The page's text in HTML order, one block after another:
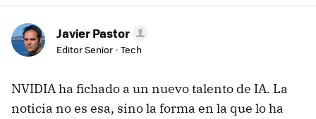
Javier Pastor
Editor Senior - Tech
NVIDIA ha fichado a un nuevo talento de IA. La
noticia no es esa, sino la forma en la que lo ha